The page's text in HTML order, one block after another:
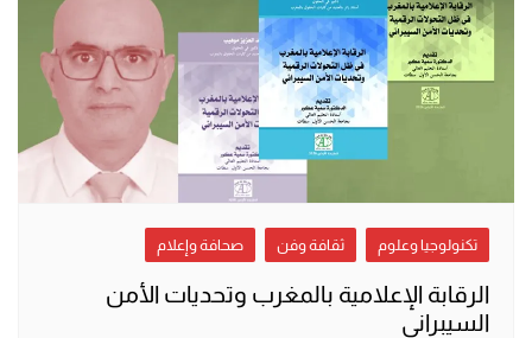
تكنولوجيا وعلوم ثقافة وفن صحافة وإعلام
الرقابة الإعلامية بالمغرب وتحديات الأمن
السيبراني